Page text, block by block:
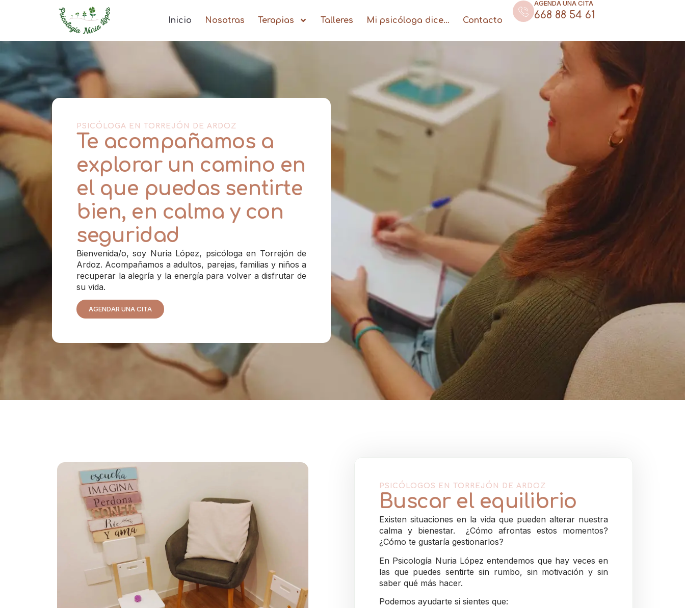
Inicio Nosotras Terapias Talleres Mi psicóloga dice… Contacto
AGENDA UNA CITA
668 88 54 61
PSICÓLOGA EN TORREJÓN DE ARDOZ
Te acompañamos a
explorar un camino en
el que puedas sentirte
bien, en calma y con
seguridad
Bienvenida/o, soy Nuria López, psicóloga en Torrejón de
Ardoz. Acompañamos a adultos, parejas, familias y niños a
recuperar la alegría y la energía para volver a disfrutar de
su vida.
AGENDAR UNA CITA
PSICÓLOGOS EN TORREJÓN DE ARDOZ
Buscar el equilibrio
Existen situaciones en la vida que pueden alterar nuestra
calma y bienestar. ¿Cómo afrontas estos momentos?
¿Cómo te gustaría gestionarlos?
En Psicología Nuria López entendemos que hay veces en
las que puedes sentirte sin rumbo, sin motivación y sin
saber qué más hacer.
Podemos ayudarte si sientes que: